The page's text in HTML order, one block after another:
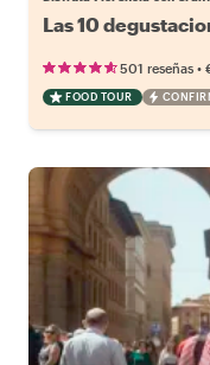
Las 10
501 reseñas •
FOOD TOUR